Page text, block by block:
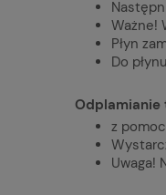
Ważne!
Płyn
Do
Odplamianie
z
Uwaga!